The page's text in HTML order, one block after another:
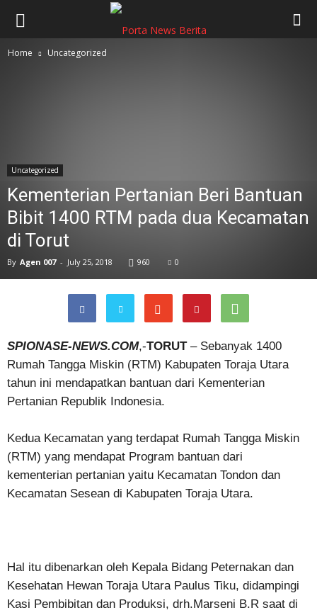
Home Uncategorized
Uncategorized
Kementerian Pertanian Beri Bantuan
Bibit 1400 RTM pada dua Kecamatan
di Torut
By Agen 007 - July 25, 2018 960 0
SPIONASE-NEWS.COM,-TORUT– Sebanyak 1400
Rumah Tangga Miskin (RTM) Kabupaten Toraja Utara
tahun ini mendapatkan bantuan dari Kementerian
Pertanian Republik Indonesia.
Kedua Kecamatan yang terdapat Rumah Tangga Miskin
(RTM) yang mendapat Program bantuan dari
kementerian pertanian yaitu Kecamatan Tondon dan
Kecamatan Sesean di Kabupaten Toraja Utara.
Hal itu dibenarkan oleh Kepala Bidang Peternakan dan
Kesehatan Hewan Toraja Utara Paulus Tiku, didampingi
Kasi Pembibitan dan Produksi, drh.Marseni B.R saat di